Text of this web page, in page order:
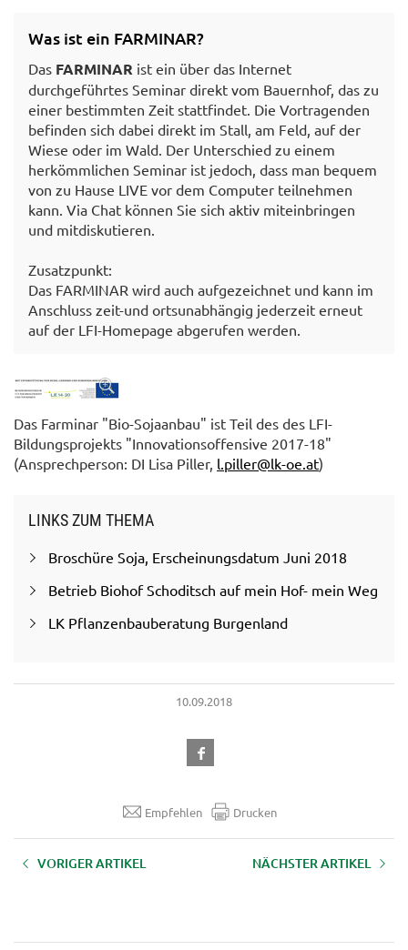
Was ist ein FARMINAR?
Das FARMINAR ist ein über das Internet
durchgeführtes Seminar direkt vom Bauernhof, das zu
einer bestimmten Zeit stattfindet. Die Vortragenden
befinden sich dabei direkt im Stall, am Feld, auf der
Wiese oder im Wald. Der Unterschied zu einem
herkömmlichen Seminar ist jedoch, dass man bequem
von zu Hause LIVE vor dem Computer teilnehmen
kann. Via Chat können Sie sich aktiv miteinbringen
und mitdiskutieren.
Zusatzpunkt:
Das FARMINAR wird auch aufgezeichnet und kann im
Anschluss zeit-und ortsunabhängig jederzeit erneut
auf der LFI-Homepage abgerufen werden.
Das Farminar "Bio-Sojaanbau" ist Teil des des LFI-
Bildungsprojekts "Innovationsoffensive 2017-18"
(Ansprechperson: DI Lisa Piller, l.piller@lk-oe.at)
LINKS ZUM THEMA
Broschüre Soja, Erscheinungsdatum Juni 2018
Betrieb Biohof Schoditsch auf mein Hof- mein Weg
LK Pflanzenbauberatung Burgenland
10.09.2018
Empfehlen Drucken
VORIGER ARTIKEL NÄCHSTER ARTIKEL